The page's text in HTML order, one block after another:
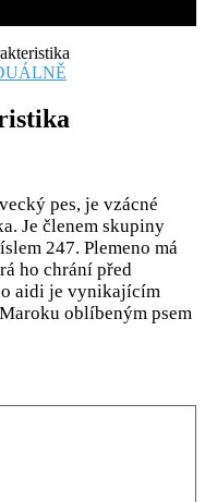
pes, je vzácné
Je členem skupiny
247. Plemeno má
ho chrání před
aidi je vynikajícím
oblíbeným psem